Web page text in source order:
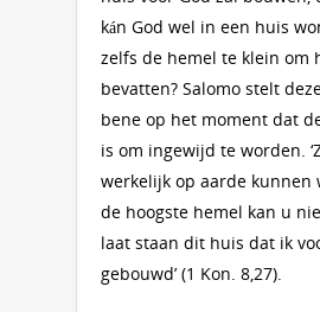
kán God wel in een huis
zelfs de hemel te klein om
bevatten? Salomo stelt
bene op het moment dat
is om ingewijd te worden.
werkelijk op aarde kunnen
de hoogste hemel kan u
laat staan dit huis dat ik
gebouwd’ (1 Kon. 8,27).